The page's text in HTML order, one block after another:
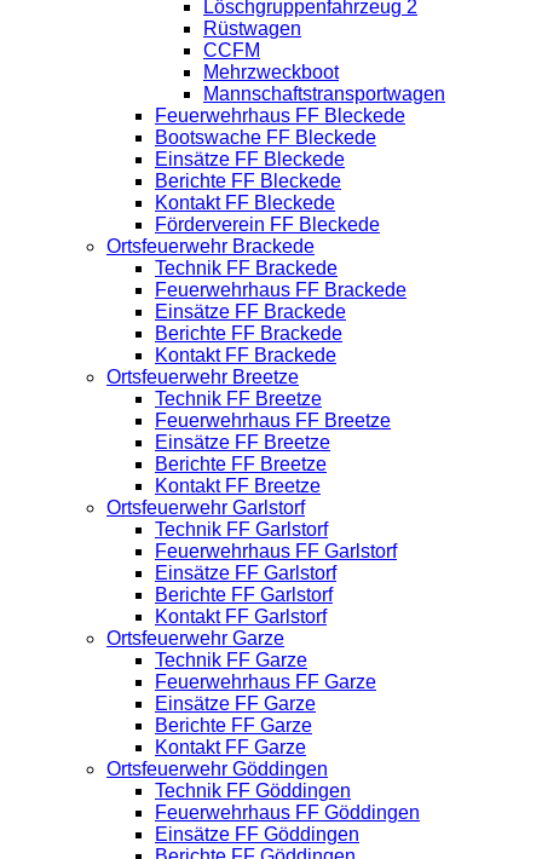
Löschgruppenfahrzeug 2
Rüstwagen
CCFM
Mehrzweckboot
Mannschaftstransportwagen
Feuerwehrhaus FF Bleckede
Bootswache FF Bleckede
Einsätze FF Bleckede
Berichte FF Bleckede
Kontakt FF Bleckede
Förderverein FF Bleckede
Ortsfeuerwehr Brackede
Technik FF Brackede
Feuerwehrhaus FF Brackede
Einsätze FF Brackede
Berichte FF Brackede
Kontakt FF Brackede
Ortsfeuerwehr Breetze
Technik FF Breetze
Feuerwehrhaus FF Breetze
Einsätze FF Breetze
Berichte FF Breetze
Kontakt FF Breetze
Ortsfeuerwehr Garlstorf
Technik FF Garlstorf
Feuerwehrhaus FF Garlstorf
Einsätze FF Garlstorf
Berichte FF Garlstorf
Kontakt FF Garlstorf
Ortsfeuerwehr Garze
Technik FF Garze
Feuerwehrhaus FF Garze
Einsätze FF Garze
Berichte FF Garze
Kontakt FF Garze
Ortsfeuerwehr Göddingen
Technik FF Göddingen
Feuerwehrhaus FF Göddingen
Einsätze FF Göddingen